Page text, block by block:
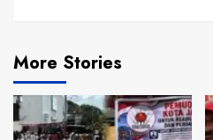
More Stories